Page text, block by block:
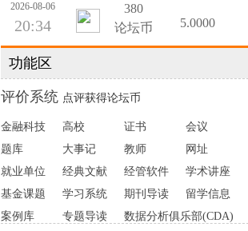
2026-08-06
20:34
380
论坛币
5.0000
2026-08-06
20:20
论坛币
2.0000
19:39
380
0.6000
2026-08-06
19:39
380
论坛币
0.6000
功能区
评价系统 点评获得论坛币
金融科技 高校 证书
会议
题库
大事记 教师
网址
就业单位
经典文献 经管软件
学术讲座
基金课题
学习系统 期刊导读
留学信息
案例库
专题导读 数据分析俱乐部(CDA)